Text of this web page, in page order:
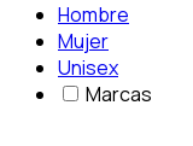
Hombre
Mujer
Unisex
Marcas